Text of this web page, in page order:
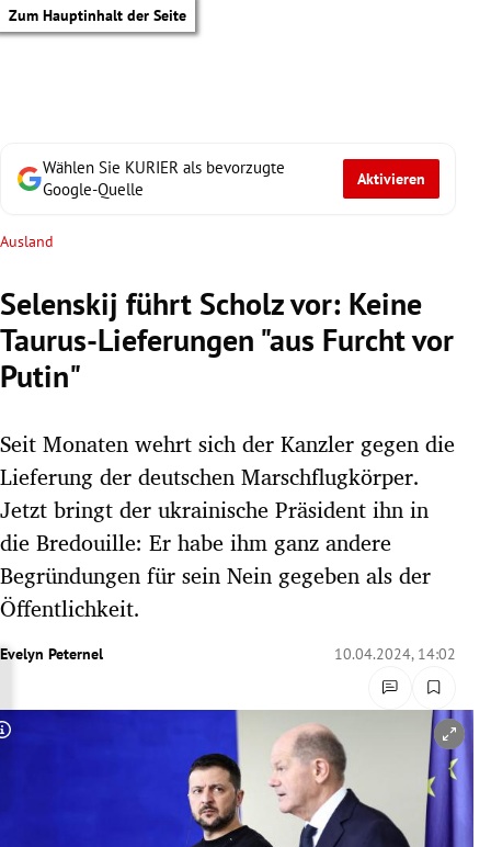
Zum Hauptinhalt der Seite
Untermenü
Untermenü
Untermenü
Untermenü
Wählen Sie KURIER als bevorzugte
Google-Quelle
Aktivieren
Ausland
Selenskij führt Scholz vor: Keine
Taurus-Lieferungen "aus Furcht vor
Putin"
Seit Monaten wehrt sich der Kanzler gegen die
Lieferung der deutschen Marschflugkörper.
Jetzt bringt der ukrainische Präsident ihn in
die Bredouille: Er habe ihm ganz andere
Begründungen für sein Nein gegeben als der
Öffentlichkeit.
Evelyn Peternel 10.04.2024, 14:02
Copyright-Hinweis öffnen/schließen